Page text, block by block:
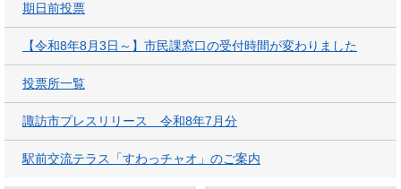
期日前投票
【令和8年8月3日～】市民課窓口の受付時間が変わりました
投票所一覧
諏訪市プレスリリース 令和8年7月分
駅前交流テラス「すわっチャオ」のご案内